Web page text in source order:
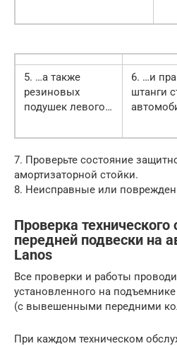
5. …а также
резиновых
подушек левого…
6. …и
штанги
7. Проверьте состояние
амортизаторной стойки.
8. Неисправные или
Проверка технического
передней подвески на
Lanos
Все проверки и работы
установленного на
(с вывешенными передними
При каждом техническом